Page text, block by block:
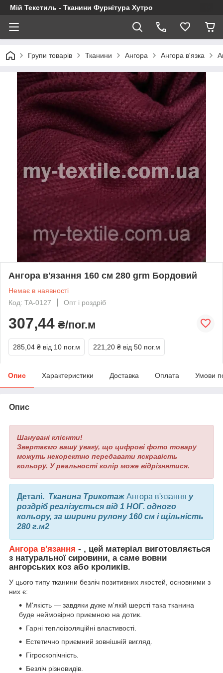
Мій Текстиль - Тканини Фурнітура Хутро
Групи товарів Тканини Ангора Ангора в'язка
Ангора в'язання 160 см 280 grm Бордовий
Немає в наявності
Код: TA-0127
Опт і роздріб
307,44 ₴/пог.м
285,04 ₴ від 10 пог.м 221,20 ₴ від 50 пог.м
Опис Характеристики Доставка Оплата Умови
Опис
Шанувані клієнти!
Звертаємо вашу увагу, що цифрові фото товару
можуть некоректно передавати яскравість
кольору. У реальності колір може відрізнятися.
Деталі. Тканина Трикотаж Ангора в'язання у
роздріб реалізується від 1 НОГ. одного
кольору, за ширини рулону 160 см і щільність
280 г.м2
Ангора в'язання - , цей матеріал виготовляється
з натуральної сировини, а саме вовни
ангорських коз або кроликів.
У цього типу тканини безліч позитивних якостей, основними з
них є:
М'якість — завдяки дуже м'якій шерсті така тканина
буде неймовірно приємною на дотик.
Гарні теплоізоляційні властивості.
Естетично приємний зовнішній вигляд.
Гігроскопічність.
Безліч різновидів.